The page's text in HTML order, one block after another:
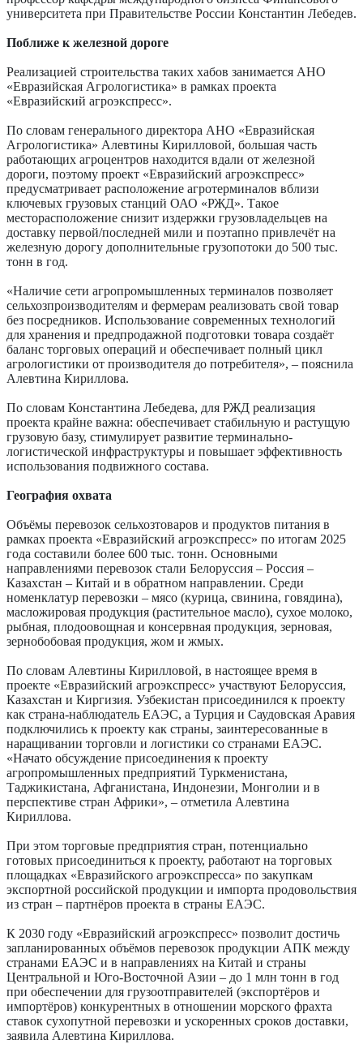
университета при Правительстве России Константин Лебедев.
Поближе к железной дороге
Реализацией строительства таких хабов занимается АНО
«Евразийская Агрологистика» в рамках проекта
«Евразийский агроэкспресс».
По словам генерального директора АНО «Евразийская
Агрологистика» Алевтины Кирилловой, большая часть
работающих агроцентров находится вдали от железной
дороги, поэтому проект «Евразийский агроэкспресс»
предусматривает расположение агротерминалов вблизи
ключевых грузовых станций ОАО «РЖД». Такое
месторасположение снизит издержки грузо­владельцев на
доставку первой/последней мили и поэтапно привлечёт на
железную дорогу дополнительные грузопотоки до 500 тыс.
тонн в год.
«Наличие сети агропромышленных терминалов позволяет
сельхозпроизводителям и фермерам реализовать свой товар
без посредников. Использование современных технологий
для хранения и предпродажной подготовки товара создаёт
баланс торговых операций и обеспечивает полный цикл
агрологистики от производителя до потребителя», – пояснила
Алевтина Кириллова.
По словам Константина Лебедева, для РЖД реализация
проекта крайне важна: обеспечивает стабильную и растущую
грузовую базу, стимулирует развитие терминально-
логистической инфраструктуры и повышает эффективность
использования подвижного состава.
География охвата
Объёмы перевозок сельхозтоваров и продуктов питания в
рамках проекта «Евразийский агроэкспресс» по итогам 2025
года составили более 600 тыс. тонн. Основными
направлениями перевозок стали Белоруссия – Россия –
Казахстан – Китай и в обратном направлении. Среди
номенклатур перевозки – мясо (курица, свинина, говядина),
масложировая продукция (растительное масло), сухое молоко,
рыбная, плодо­овощная и консервная продукция, зерновая,
зернобобовая продукция, жом и жмых.
По словам Алевтины Кирилловой, в настоящее время в
проекте «Евразийский агроэкспресс» участвуют Белоруссия,
Казахстан и Киргизия. Узбекистан присоединился к проекту
как страна-наблюдатель ЕАЭС, а Турция и Саудовская Аравия
подключились к проекту как страны, заинтересованные в
наращивании торговли и логистики со странами ЕАЭС.
«Начато обсуждение присоединения к проекту
агропромышленных предприятий Туркменистана,
Таджикистана, Афганистана, Индонезии, Монголии и в
перспективе стран Африки», – отметила Алевтина
Кириллова.
При этом торговые предприятия стран, потенциально
готовых присоединиться к проекту, работают на торговых
площадках «Евразийского агроэкспресса» по закупкам
экспортной российской продукции и импорта продовольствия
из стран – партнёров проекта в страны ЕАЭС.
К 2030 году «Евразийский агроэкспресс» позволит достичь
запланированных объёмов перевозок продукции АПК между
странами ЕАЭС и в направлениях на Китай и страны
Центральной и Юго-Восточной Азии – до 1 млн тонн в год
при обеспечении для грузоотправителей (экспортёров и
импортёров) конкурентных в отношении морского фрахта
ставок сухопутной перевозки и ускоренных сроков доставки,
заявила Алевтина Кириллова.